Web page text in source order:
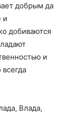
добрым да
и
добиваются
и
Влада,